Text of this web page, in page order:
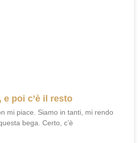
poi c’è il resto
mi piace. Siamo in tanti, mi rendo
bega. Certo, c’è